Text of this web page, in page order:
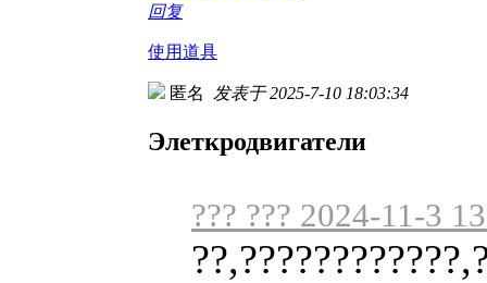
回复
使用道具
匿名 发表于 2025-7-10 18:03:34
Элеткродвигатели
??? ??? 2024-11-3